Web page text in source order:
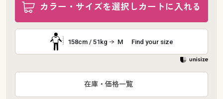
カラー・サイズを選択しカートに入れる
158cm / 51kg M Find your size
在庫・価格一覧